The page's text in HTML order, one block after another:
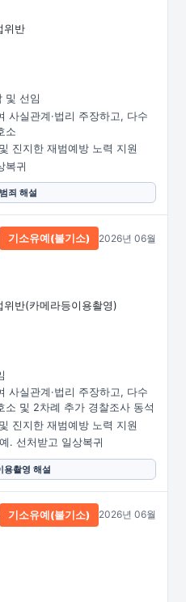
위반
및 선임
사실관계·법리 주장하고, 다수
소
진지한 재범예방 노력 지원
복귀
죄 해설
위반(카메라등이용촬영)
기소유예(불기소) 2026년 06월
사실관계·법리 주장하고, 다수
소 및 2차례 추가 경찰조사 동석
진지한 재범예방 노력 지원
. 선처받고 일상복귀
용촬영 해설
기소유예(불기소) 2026년 06월